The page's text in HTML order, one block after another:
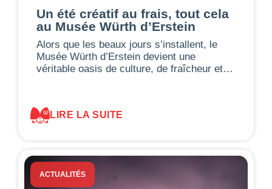
Un été créatif au frais, tout cela
au Musée Würth d’Erstein
Alors que les beaux jours s’installent, le
Musée Würth d’Erstein devient une
véritable oasis de culture, de fraîcheur et…
LIRE LA SUITE
ACTUALITÉS